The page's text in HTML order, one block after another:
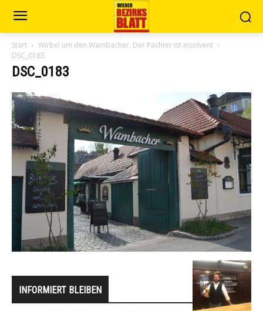
Start
Wirbel um den Wambacher: Der Pächter ist insolvent
DSC_0183
DSC_0183
INFORMIERT BLEIBEN